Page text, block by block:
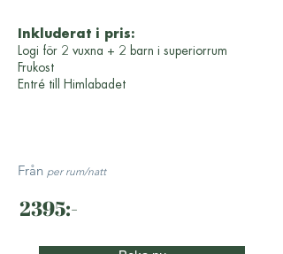
Inkluderat i pris:
Logi för 2 vuxna + 2 barn i superiorrum
Frukost
Entré till Himlabadet
Från per rum/natt
2395:-